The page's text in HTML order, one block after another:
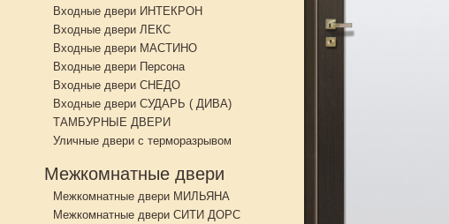
Входные двери ИНТЕКРОН
Входные двери ЛЕКС
Входные двери МАСТИНО
Входные двери Персона
Входные двери СНЕДО
Входные двери СУДАРЬ ( ДИВА)
ТАМБУРНЫЕ ДВЕРИ
Уличные двери с терморазрывом
Межкомнатные двери
Межкомнатные двери МИЛЬЯНА
Межкомнатные двери СИТИ ДОРС